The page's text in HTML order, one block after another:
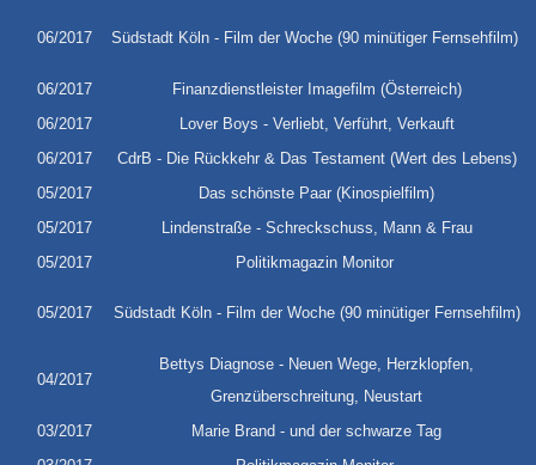
06/2017 Südstadt Köln - Film der Woche (90 minütiger Fernsehfilm)
06/2017
Finanzdienstleister Imagefilm (Österreich)
06/2017
Lover Boys - Verliebt, Verführt, Verkauft
06/2017
CdrB - Die Rückkehr & Das Testament (Wert des Lebens)
05/2017
Das schönste Paar (Kinospielfilm)
05/2017
Lindenstraße - Schreckschuss, Mann & Frau
05/2017
Politikmagazin Monitor
05/2017 Südstadt Köln - Film der Woche (90 minütiger Fernsehfilm)
04/2017
Bettys Diagnose - Neuen Wege, Herzklopfen,
Grenzüberschreitung, Neustart
03/2017
Marie Brand - und der schwarze Tag